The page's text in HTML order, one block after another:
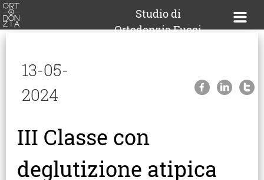
Studio di
Ortodonzia Fucci
13-05-
2024
III Classe con
deglutizione atipica